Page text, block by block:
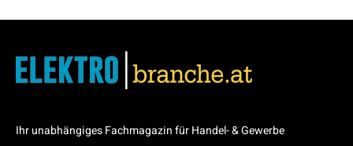
Ihr unabhängiges Fachmagazin für Handel- & Gewerbe